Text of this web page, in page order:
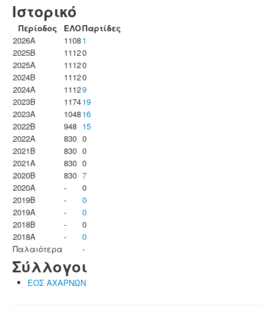
Ιστορικό
Περίοδος ΕΛΟΠαρτίδες
2026A
11081
2025B
11120
2025A
11120
2024B
11120
2024A
11129
2023B
117419
2023Α
104816
2022B
948 15
2022A
830 0
2021B
830 0
2021A
830 0
2020B
830 7
2020A
-
0
2019B
-
0
2019A
-
0
2018B
-
0
2018A
-
0
Παλαιότερα
-
Σύλλογοι
ΕΟΣ ΑΧΑΡΝΩΝ